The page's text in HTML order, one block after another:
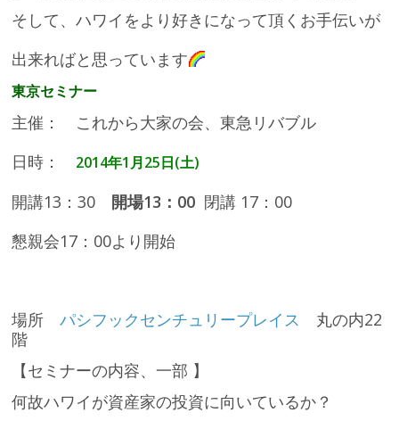
そして、ハワイをより好きになって頂くお手伝いが
出来ればと思っています
東京セミナー
主催： これから大家の会、東急リバブル
日時： 2014年1月25日(土)
開講13：30 開場13：00 閉講 17：00
懇親会17：00より開始
場所 パシフックセンチュリープレイス
丸の内22
階
【セミナーの内容、一部 】
何故ハワイが資産家の投資に向いているか？